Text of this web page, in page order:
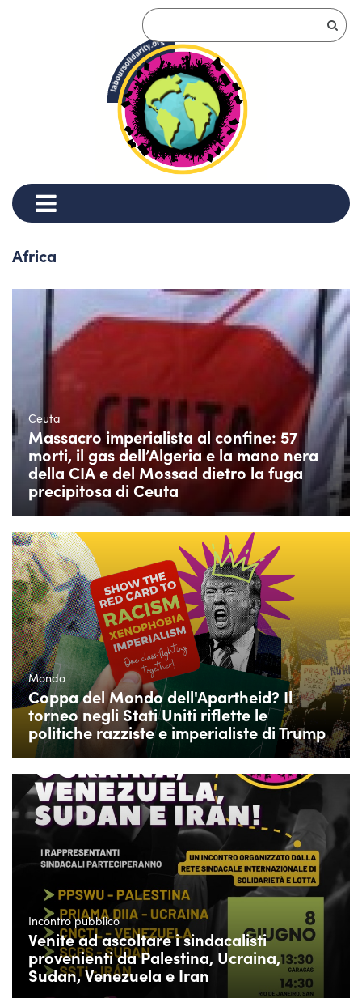
Africa
Ceuta
Massacro imperialista al confine: 57
morti, il gas dell’Algeria e la mano nera
della CIA e del Mossad dietro la fuga
precipitosa di Ceuta
Mondo
Coppa del Mondo dell'Apartheid? Il
torneo negli Stati Uniti riflette le
politiche razziste e imperialiste di Trump
Incontro pubblico
Venite ad ascoltare i sindacalisti
provenienti da Palestina, Ucraina,
Sudan, Venezuela e Iran